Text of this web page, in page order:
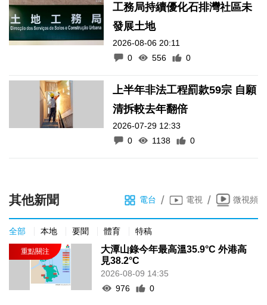
工務局持續優化石排灣社區未
發展土地
2026-08-06 20:11
0
556 0
上半年非法工程罰款59宗 自願
清拆較去年翻倍
2026-07-29 12:33
0
1138 0
其他新聞 電台 / 電視 / 微視頻
全部 本地 要聞 體育 特稿
大潭山錄今年最高溫35.9°C 外港高
見38.2°C
2026-08-09 14:35
976
0